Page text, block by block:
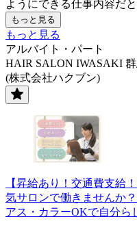
ようにできる仕事内容だと
もっと見る
もっと見る
アルバイト・パート
HAIR SALON IWASAKI
(株式会社ハクブン)
【昇給あり！交通費支
気サロンで働きませんか
アス・カラーOKで自分ら